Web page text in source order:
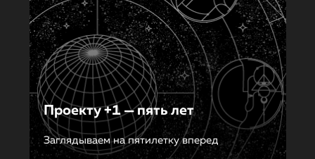
Проекту +1 — пять лет
Заглядываем на пятилетку вперед